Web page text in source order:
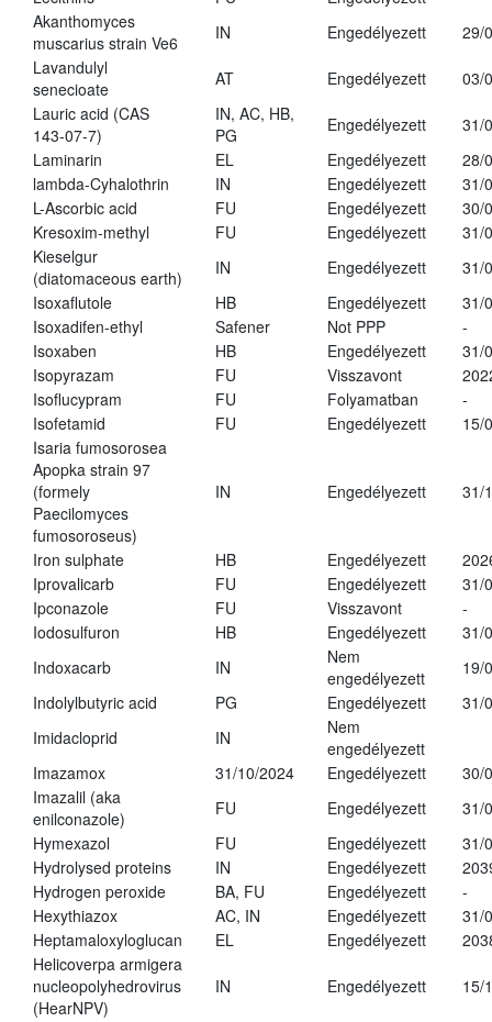
Akanthomyces
muscarius strain Ve6
IN Engedélyezett
29/
Lavandulyl
senecioate
AT Engedélyezett
03/
Lauric acid (CAS
143-07-7)
IN, AC, HB,
PG
Engedélyezett
31/
Laminarin
EL Engedélyezett
28/
lambda-Cyhalothrin
IN Engedélyezett
31/
L-Ascorbic acid
FU Engedélyezett
30/
Kresoxim-methyl
FU Engedélyezett
31/
Kieselgur
(diatomaceous earth)
IN Engedélyezett
31/
Isoxaflutole
HB Engedélyezett
31/
Isoxadifen-ethyl
Safener Not PPP
-
Isoxaben
HB Engedélyezett
31/
Isopyrazam
FU Visszavont
Isoflucypram
FU Folyamatban
-
Isofetamid
FU Engedélyezett
15/
Isaria fumosorosea
Apopka strain 97
(formely
Paecilomyces
fumosoroseus)
IN Engedélyezett 31/
Iron sulphate HB Engedélyezett
Iprovalicarb
FU Engedélyezett
31/
Ipconazole
FU Visszavont
-
Iodosulfuron
HB Engedélyezett
31/
Indoxacarb
IN
Nem
engedélyezett
19/
Indolylbutyric acid
PG Engedélyezett
31/
Imidacloprid
IN
Nem
engedélyezett
Imazamox
31/10/2024 Engedélyezett
30/
Imazalil (aka
enilconazole)
FU Engedélyezett
31/
Hymexazol
FU Engedélyezett
31/
Hydrolysed proteins
IN Engedélyezett
Hydrogen peroxide
BA, FU Engedélyezett
-
Hexythiazox
AC, IN Engedélyezett
31/
Heptamaloxyloglucan
EL Engedélyezett
Helicoverpa armigera
nucleopolyhedrovirus
(HearNPV)
IN Engedélyezett 15/